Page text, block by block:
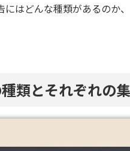
はどんな種類があるのか
類とそれぞれの